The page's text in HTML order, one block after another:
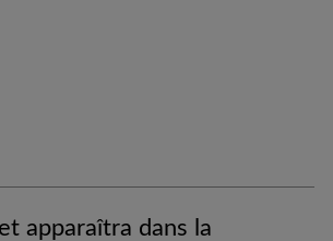
apparaîtra dans la